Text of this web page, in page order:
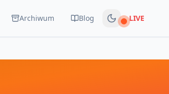
Archiwum Blog Na żywo
LIVE